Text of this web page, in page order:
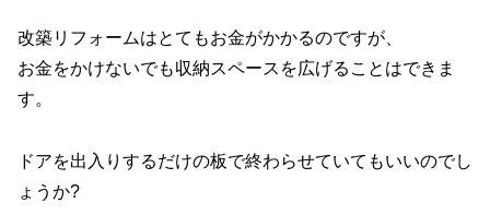
改築リフォームはとてもお金がかかるのですが、
お金をかけないでも収納スペースを広げることはできま
す。
ドアを出入りするだけの板で終わらせていてもいいのでし
ょうか?